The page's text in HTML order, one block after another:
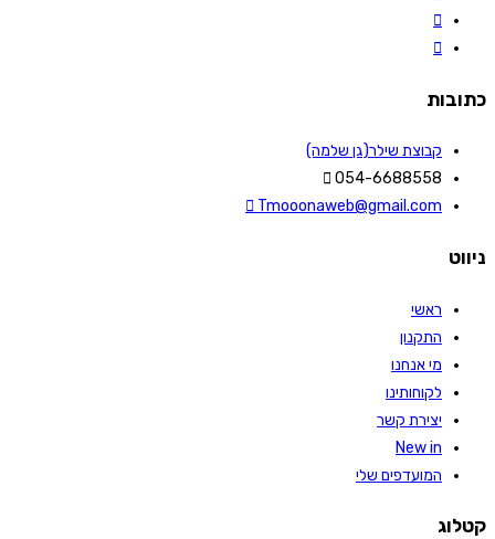
כתובות
קבוצת שילר(גן שלמה)
054-6688558
Tmooonaweb@gmail.com
ניווט
ראשי
התקנון
מי אנחנו
לקוחותינו
יצירת קשר
New in
המועדפים שלי
קטלוג